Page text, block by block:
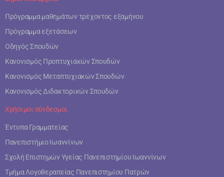
Πρόγραμμα μαθημάτων τρέχοντος εξαμήνου
Πρόγραμμα εξετάσεων
Οδηγός Σπουδών
Κανονισμός Προπτυχιακών Σπουδών
Κανονισμός Μεταπτυχιακών Σπουδών
Κανονισμός Διδακτορικών Σπουδών
Χρήσιμοι σύνδεσμοι
Έντυπα Γραμματείας
Πανεπιστήμιο Ιωαννίνων
Σχολή Επιστημών Υγείας Πανεπιστημίου Ιωαννίνων
Τμήμα Λογοθεραπείας Πανεπιστημίου Πατρών